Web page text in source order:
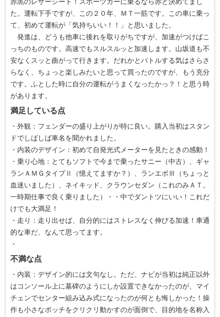
た。運転下手ですが、この２０年、ＭＴ一筋です。この車に乗っ
て、初めて運転が「気持ちいい！！」と思いました。
発進は、どうも他車に後れを取りがちですが、加速がつけばこ
っちのものです。高速でもスルスルッと加速します。山坂道も不
安なくスッと曲がって行きます。だれかとバトルする気はさらさ
らなく、ちょっと楽しみたいと思って買ったのですが、もう充分
です。ふとした時に自分の運転がうまくなったかっ？！と思う時
があります。
満足している点
・外観：フェンダーの盛り上がりが特に良い。購入当初はスタン
ドでしばしば車名を聞かれました。
・内装のデザイン：初めて自発光式メーターを見たときの感動！
・乗り心地：とてもソフトで今まで乗ったサニー（中古）、ギャ
ランＡＭＧタイプⅡ（憶えてますか？）、ランエボⅢ（ちょっと
血迷いました）、ネイキッド、クラウンセダン（これのみＡＴ。
一時期仕事で良く乗りました）・・中でダントツにいい！これだ
けでも大満足！
・走り：走り出せば、自分的にはストレスなく伸びる加速！車通
的な車だ、なんて思ってます。
・
不満な点
・内装：デザイン的には文句なし。ただ、ナビが当初は純正以外
はコンソール上に墓碑のようにしか設置できなかったのが、マイ
チェンでセンター組み込み式になったのが何とも悔しかった！操
作も小さなポッチをクリクリ動かすのが面倒で、目的地を名称入